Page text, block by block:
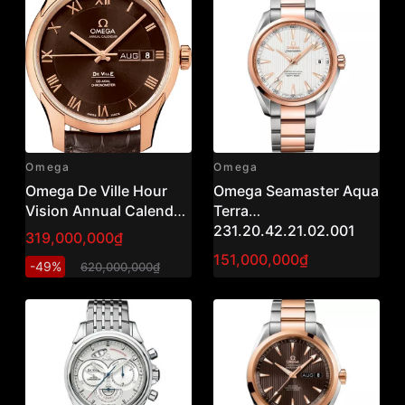
Omega
Omega De Ville Hour
Vision Annual Calendar
Co-Axial Chronometer
431.53.41.22.13.001
(41mm)
319,000,000₫
-49% 620,000,000₫
Omega
Omega Seamaster Aqua
Terra
231.20.42.21.02.001
41,5 mm,dày 13
mm,99% full box, sổ
151,000,000₫